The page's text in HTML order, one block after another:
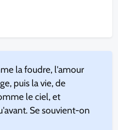
la foudre, l'amour
puis la vie, de
le ciel, et
Se souvient-on